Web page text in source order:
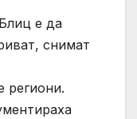
е да
снимат
региони.